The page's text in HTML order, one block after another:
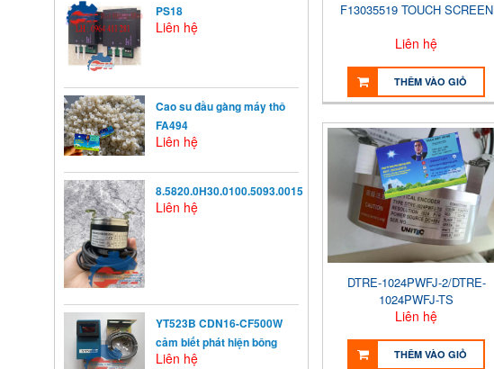
PS18
Liên hệ
Cao su đầu gàng máy thô
FA494
Liên hệ
8.5820.0H30.0100.5093.0015
Liên hệ
YT523B CDN16-CF500W
cảm biết phát hiện bông
Liên hệ
F13035519 TOUCH SCREEN
Liên hệ
THÊM VÀO GIỎ
DTRE-1024PWFJ-2/DTRE-
1024PWFJ-TS
Liên hệ
THÊM VÀO GIỎ